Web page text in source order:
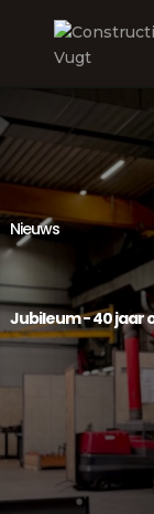
Nieuws
Jubileum - 40 jaar